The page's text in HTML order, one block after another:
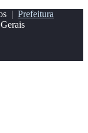
| Prefeitura